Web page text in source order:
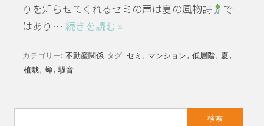
りを知らせてくれるセミの声は夏の風物詩
で
はあり… 続きを読む »
カテゴリー: 不動産関係 タグ: セミ , マンション , 低層階, 夏 ,
植栽, 蝉, 騒音